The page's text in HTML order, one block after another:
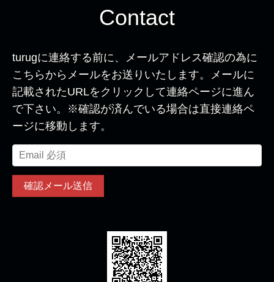
Contact
turugに連絡する前に、メールアドレス確認の為に
こちらからメールをお送りいたします。メールに
記載されたURLをクリックして連絡ページに進ん
で下さい。※確認が済んでいる場合は直接連絡ペ
ージに移動します。